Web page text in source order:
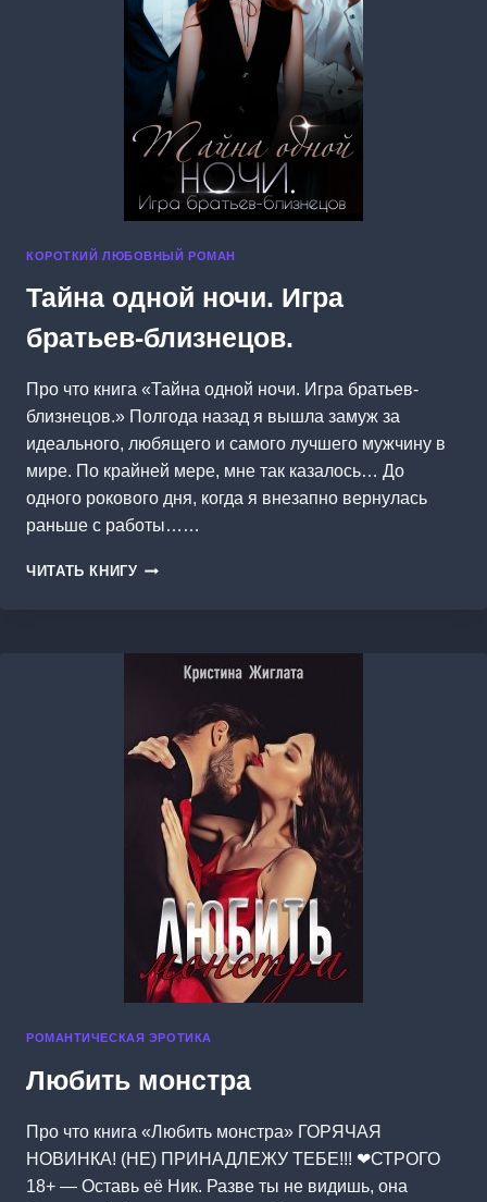
КОРОТКИЙ ЛЮБОВНЫЙ РОМАН
Тайна одной ночи. Игра
братьев-близнецов.
Про что книга «Тайна одной ночи. Игра братьев-
близнецов.» Полгода назад я вышла замуж за
идеального, любящего и самого лучшего мужчину в
мире. По крайней мере, мне так казалось… До
одного рокового дня, когда я внезапно вернулась
раньше с работы……
ЧИТАТЬ КНИГУ ТАЙНА
БРАТЬЕВ-
БЛИЗНЕЦОВ.
РОМАНТИЧЕСКАЯ ЭРОТИКА
Любить монстра
Про что книга «Любить монстра» ГОРЯЧАЯ
НОВИНКА! (НЕ) ПРИНАДЛЕЖУ ТЕБЕ!!! ❤СТРОГО
18+ — Оставь её Ник. Разве ты не видишь, она